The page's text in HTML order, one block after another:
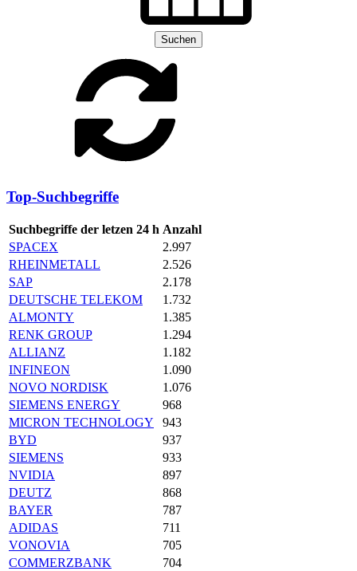
Suchen
Top-Suchbegriffe
Suchbegriffe der letzen 24 h Anzahl
SPACEX
2.997
RHEINMETALL
2.526
SAP
2.178
DEUTSCHE TELEKOM
1.732
ALMONTY
1.385
RENK GROUP
1.294
ALLIANZ
1.182
INFINEON
1.090
NOVO NORDISK
1.076
SIEMENS ENERGY
968
MICRON TECHNOLOGY
943
BYD
937
SIEMENS
933
NVIDIA
897
DEUTZ
868
BAYER
787
ADIDAS
711
VONOVIA
705
COMMERZBANK
704